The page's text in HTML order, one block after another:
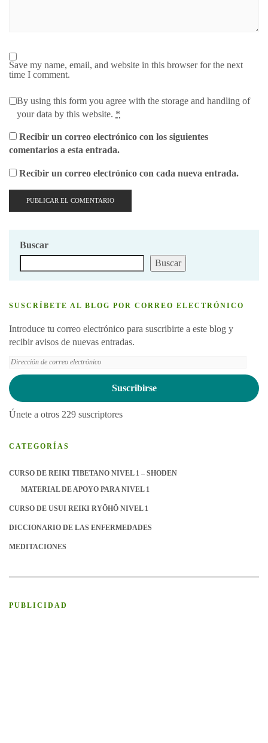
Save my name, email, and website in this browser for the next
time I comment.
By using this form you agree with the storage and handling of
your data by this website. *
Recibir un correo electrónico con los siguientes
comentarios a esta entrada.
Recibir un correo electrónico con cada nueva entrada.
Buscar
Buscar
SUSCRÍBETE AL BLOG POR CORREO ELECTRÓNICO
Introduce tu correo electrónico para suscribirte a este blog y
recibir avisos de nuevas entradas.
Dirección
de
correo
electrónico
Suscribirse
Únete a otros 229 suscriptores
CATEGORÍAS
CURSO DE REIKI TIBETANO NIVEL 1 – SHODEN
MATERIAL DE APOYO PARA NIVEL 1
CURSO DE USUI REIKI RYŌHŌ NIVEL 1
DICCIONARIO DE LAS ENFERMEDADES
MEDITACIONES
PUBLICIDAD